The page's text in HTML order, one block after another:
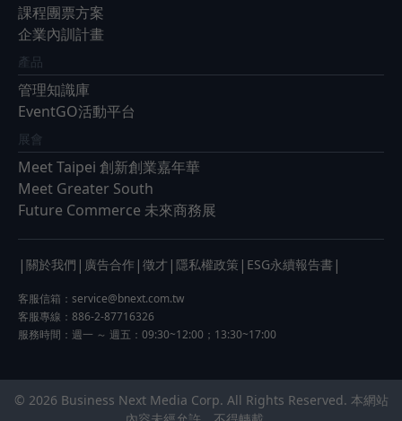
課程團票方案
企業內訓計畫
產品
管理知識庫
EventGO活動平台
展會
Meet Taipei 創新創業嘉年華
Meet Greater South
Future Commerce 未來商務展
| 關於我們 | 廣告合作 | 徵才 | 隱私權政策 | ESG永續報告書 |
客服信箱： service@bnext.com.tw
客服專線：886-2-87716326
服務時間：週一 ～ 週五：09:30~12:00；13:30~17:00
© 2026 Business Next Media Corp. All Rights Reserved. 本網站